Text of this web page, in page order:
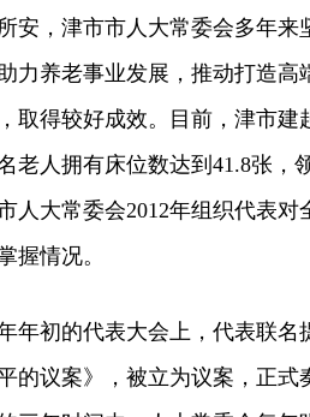
安，津市市人大常委会多年
力养老事业发展，推动打造
取得较好成效。目前，津市建
老人拥有床位数达到41.8张，
人大常委会2012年组织代表
握情况。
初的代表大会上，代表联名
的议案》，被立为议案，正